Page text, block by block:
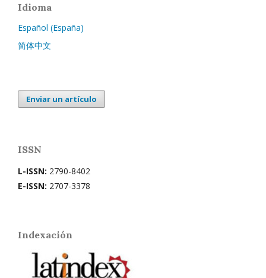
Idioma
Español (España)
简体中文
Enviar un artículo
ISSN
L-ISSN: 2790-8402
E-ISSN: 2707-3378
Indexación